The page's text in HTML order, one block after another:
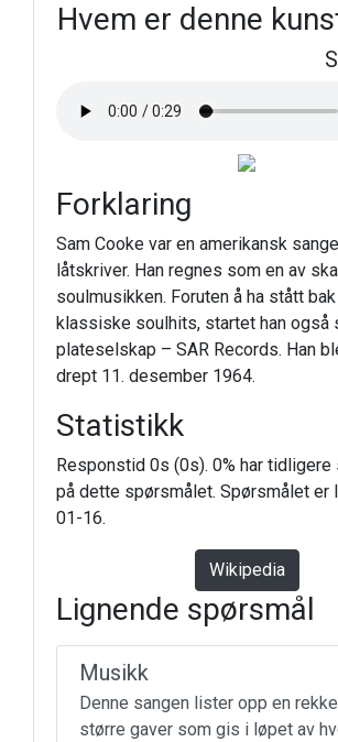
Hvem er denne
Forklaring
Sam Cooke var en amerikansk
låtskriver. Han regnes som en av
soulmusikken. Foruten å ha stått
klassiske soulhits, startet han også
plateselskap – SAR Records. Han
drept 11. desember 1964.
Statistikk
Responstid 0s (0s). 0% har
på dette spørsmålet. Spørsmålet er
01-16.
Wikipedia
Lignende spørsmål
Musikk
Denne sangen lister opp en
større gaver som gis i løpet av